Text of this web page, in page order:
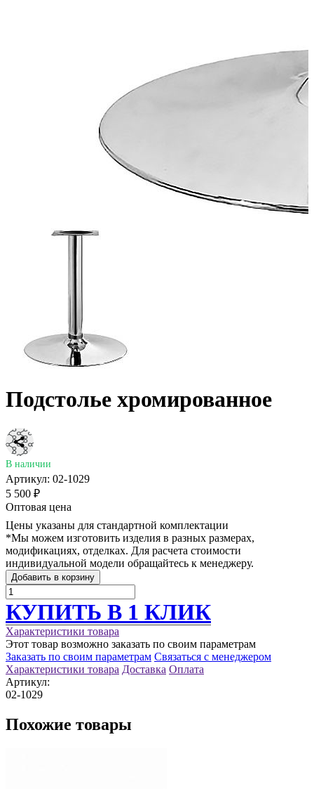
Подстолье хромированное
В наличии
Артикул: 02-1029
5 500 ₽
Оптовая цена
Цены указаны для стандартной комплектации
*Мы можем изготовить изделия в разных размерах,
модификациях, отделках. Для расчета стоимости
индивидуальной модели обращайтесь к менеджеру.
Добавить в корзину
КУПИТЬ В 1 КЛИК
Характеристики товара
Этот товар возможно заказать по своим параметрам
Заказать по своим параметрам Связаться с менеджером
Характеристики товара Доставка Оплата
Артикул:
02-1029
Похожие товары